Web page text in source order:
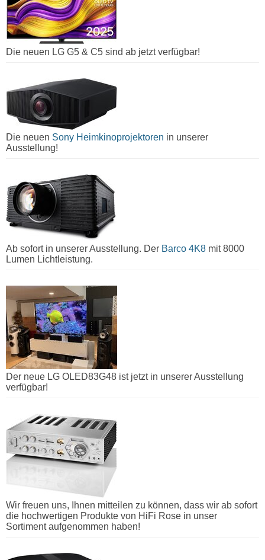
Die neuen LG G5 & C5 sind ab jetzt verfügbar!
Die neuen Sony Heimkinoprojektoren in unserer
Ausstellung!
Ab sofort in unserer Ausstellung. Der Barco 4K8 mit 8000
Lumen Lichtleistung.
Der neue LG OLED83G48 ist jetzt in unserer Ausstellung
verfügbar!
Wir freuen uns, Ihnen mitteilen zu können, dass wir ab sofort
die hochwertigen Produkte von HiFi Rose in unser
Sortiment aufgenommen haben!